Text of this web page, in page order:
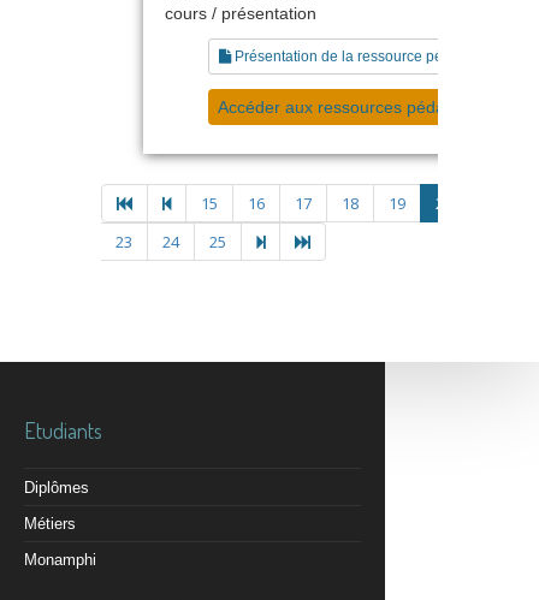
cours / présentation
Présentation de la ressource pédagogique
Accéder aux ressources pédagogiques
15 16 17 18 19 20
23
24 25
Etudiants
Diplômes
Métiers
Monamphi